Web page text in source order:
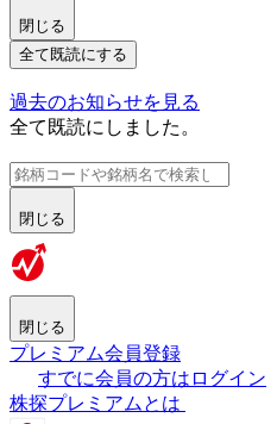
閉じる
全て既読にする
過去のお知らせを見る
全て既読にしました。
閉じる
閉じる
プレミアム会員登録
すでに会員の方はログイン
株探プレミアムとは